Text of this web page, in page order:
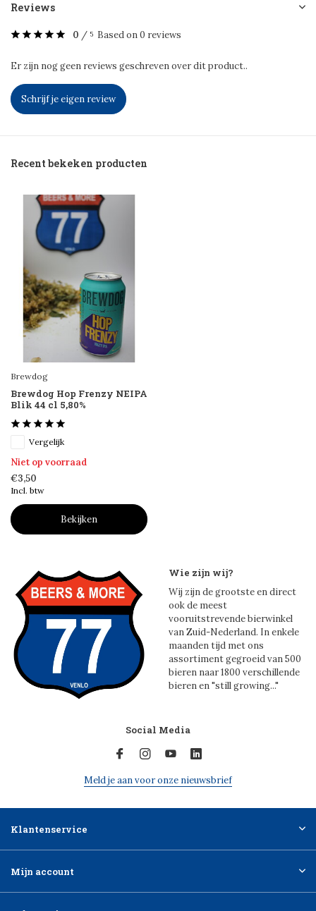
Reviews
0 / 5 Based on 0 reviews
Er zijn nog geen reviews geschreven over dit product..
Schrijf je eigen review
Recent bekeken producten
Brewdog
Brewdog Hop Frenzy NEIPA
Blik 44 cl 5,80%
Vergelijk
Niet op voorraad
€3,50
Incl. btw
Bekijken
Wie zijn wij?
Wij zijn de grootste en direct
ook de meest
vooruitstrevende bierwinkel
van Zuid-Nederland. In enkele
maanden tijd met ons
assortiment gegroeid van 500
bieren naar 1800 verschillende
bieren en "still growing..."
Social Media
Meld je aan voor onze nieuwsbrief
Klantenservice
Mijn account